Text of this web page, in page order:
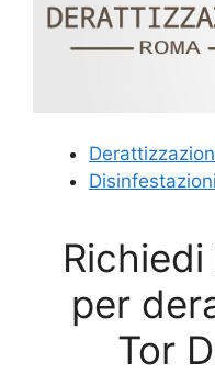
Disinfestazioni
per
Tor